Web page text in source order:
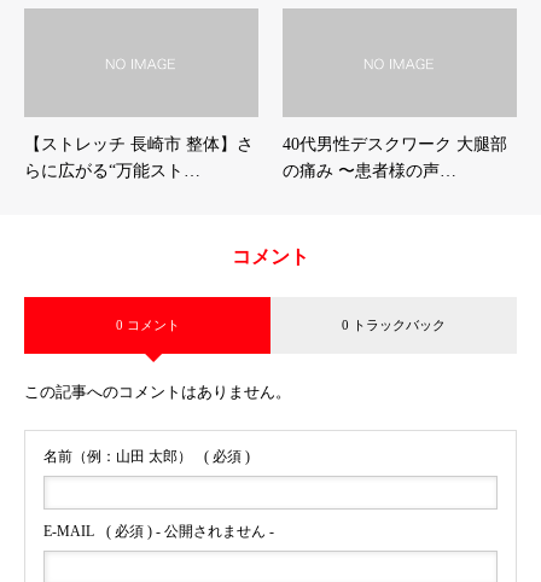
【ストレッチ 長崎市 整体】さ
らに広がる“万能スト…
40代男性デスクワーク 大腿部
の痛み 〜患者様の声…
コメント
0 コメント 0 トラックバック
この記事へのコメントはありません。
名前（例：山田 太郎） ( 必須 )
E-MAIL ( 必須 ) - 公開されません -